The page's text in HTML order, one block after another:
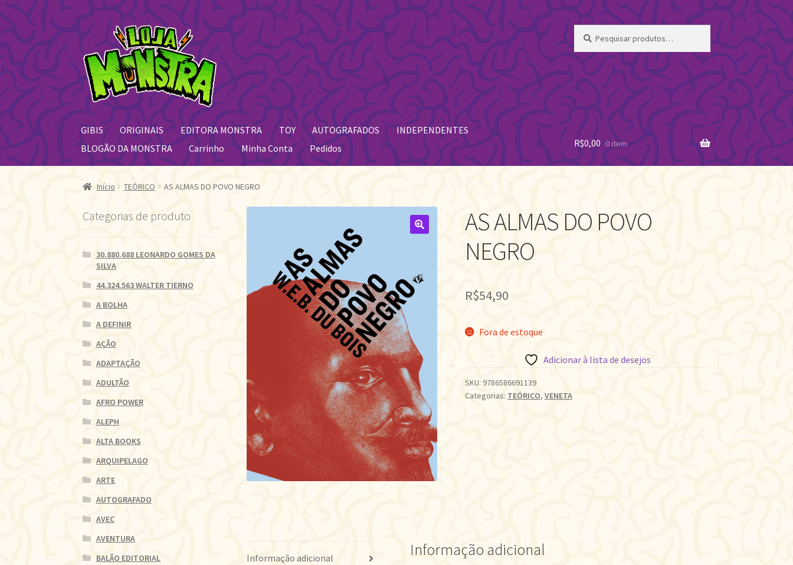
Pular
para
navegação
Pular
para
o
conteúdo
por:
GIBIS ORIGINAIS EDITORA MONSTRA TOY AUTOGRAFADOS
INDEPENDENTES
BLOGÃO DA MONSTRA
Carrinho Minha Conta Pedidos R$0,00 0 item
Início TEÓRICO AS ALMAS DO POVO NEGRO
AS ALMAS DO POVO
NEGRO
R$54,90
Fora de estoque
Adicionar à lista de desejos
SKU: 9786586691139
Categorias: TEÓRICO, VENETA
Informação adicional Informação adicional
Categorias de produto
30.880.688 LEONARDO GOMES DA
SILVA
44.324.563 WALTER TIERNO
A BOLHA
A DEFINIR
AÇÃO
ADAPTAÇÃO
ADULTÃO
AFRO POWER
ALEPH
ALTA BOOKS
ARQUIPELAGO
ARTE
AUTOGRAFADO
AVEC
AVENTURA
BALÃO EDITORIAL